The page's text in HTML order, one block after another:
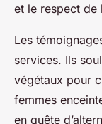
et le respect de
Les
services. Ils
végétaux pour
femmes
en quête